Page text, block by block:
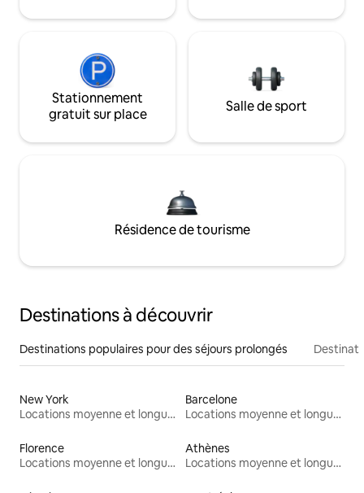
Stationnement
gratuit sur place
Salle de sport
Résidence de tourisme
Destinations à découvrir
Destinations populaires pour des séjours prolongés
New York
Locations moyenne et longue durée
Barcelone
Locations moyenne et longue durée
Florence
Locations moyenne et longue durée
Athènes
Locations moyenne et longue durée